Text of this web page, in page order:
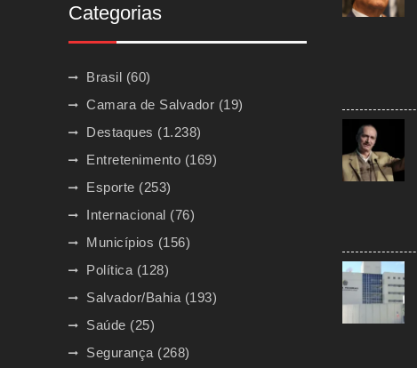
Categorias
Brasil (60)
Camara de Salvador (19)
Destaques (1.238)
Entretenimento (169)
Esporte (253)
Internacional (76)
Municípios (156)
Política (128)
Salvador/Bahia (193)
Saúde (25)
Segurança (268)